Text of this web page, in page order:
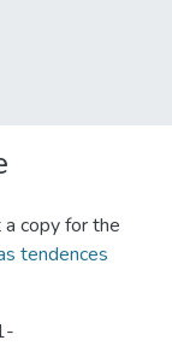
copy for the
tendences